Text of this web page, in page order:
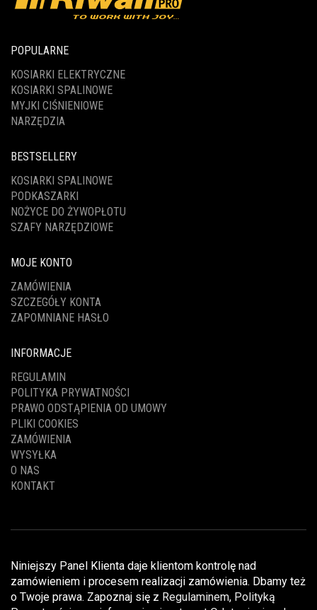
POPULARNE
KOSIARKI ELEKTRYCZNE
KOSIARKI SPALINOWE
MYJKI CIŚNIENIOWE
NARZĘDZIA
BESTSELLERY
KOSIARKI SPALINOWE
PODKASZARKI
NOŻYCE DO ŻYWOPŁOTU
SZAFY NARZĘDZIOWE
MOJE KONTO
ZAMÓWIENIA
SZCZEGÓŁY KONTA
ZAPOMNIANE HASŁO
INFORMACJE
REGULAMIN
POLITYKA PRYWATNOŚCI
PRAWO ODSTĄPIENIA OD UMOWY
PLIKI COOKIES
ZAMÓWIENIA
WYSYŁKA
O NAS
KONTAKT
Niniejszy Panel Klienta daje klientom kontrolę nad
zamówieniem i procesem realizacji zamówienia. Dbamy też
o Twoje prawa. Zapoznaj się z Regulaminem, Polityką